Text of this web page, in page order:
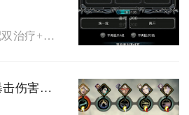
依靠黑骑持续嘲讽搭配双治疗+控制法师的标准四角色阵容，配齐免疫流血、瘟疫装备并严格调整力速
影之刃3里如何加大暴击伤害的效果